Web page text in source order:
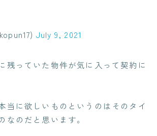
July 9, 2021
残っていた物件が気に入って契約に
当に欲しいものというのはそのタイ
なのだと思います。